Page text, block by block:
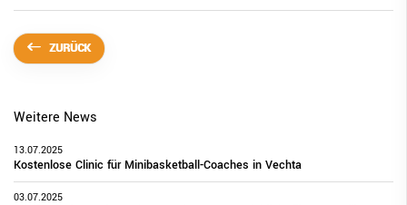
ZURÜCK
Weitere News
13.07.2025
Kostenlose Clinic für Minibasketball-Coaches in Vechta
03.07.2025